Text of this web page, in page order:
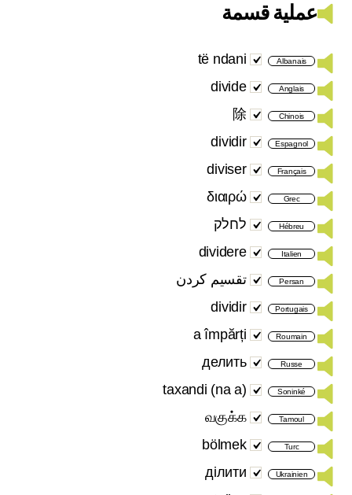
عملية قسمة
Albanais
të ndani
Anglais
divide
Chinois
除
Espagnol
dividir
Français
diviser
Grec
διαιρώ
Hébreu לחלק
Italien
dividere
Persan تقسیم کردن
Portugais
dividir
Roumain
a împărți
Russe
делить
Soninké
(na a) taxandi
Tamoul
வகுக்க
Turc
bölmek
Ukrainien
ділити